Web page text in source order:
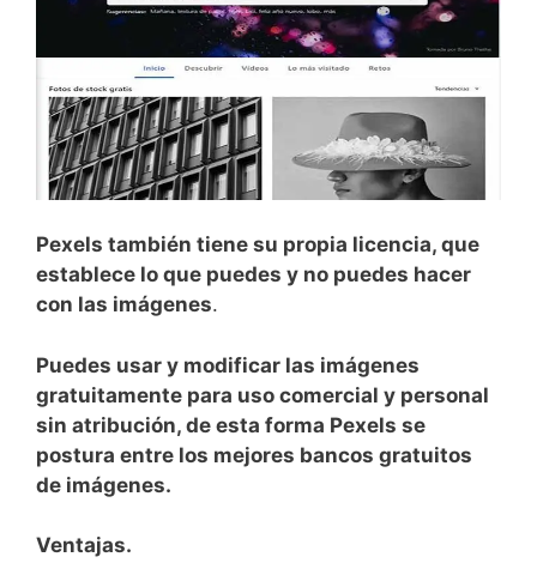
Pexels también tiene su propia licencia, que
establece lo que puedes y no puedes hacer
con las imágenes.
Puedes usar y modificar las imágenes
gratuitamente para uso comercial y personal
sin atribución, de esta forma Pexels se
postura entre los mejores bancos gratuitos
de imágenes.
Ventajas.